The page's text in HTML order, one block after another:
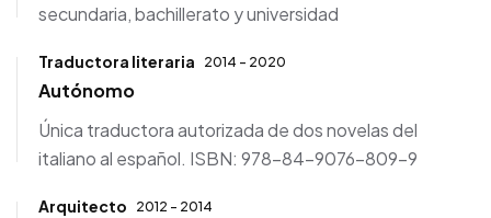
secundaria, bachillerato y universidad
Traductora literaria 2014 - 2020
Autónomo
Única traductora autorizada de dos novelas del
italiano al español. ISBN: 978-84-9076-809-9
Arquitecto 2012 - 2014